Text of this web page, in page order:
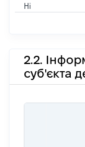
Ні
2.2.
суб'єкта